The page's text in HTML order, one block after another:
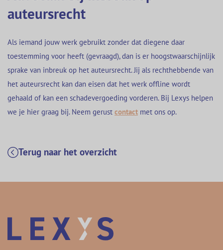
auteursrecht
Als iemand jouw werk gebruikt zonder dat diegene daar
toestemming voor heeft (gevraagd), dan is er hoogstwaarschijnlijk
sprake van inbreuk op het auteursrecht. Jij als rechthebbende van
het auteursrecht kan dan eisen dat het werk offline wordt
gehaald of kan een schadevergoeding vorderen. Bij Lexys helpen
we je hier graag bij. Neem gerust contact met ons op.
Terug naar het overzicht